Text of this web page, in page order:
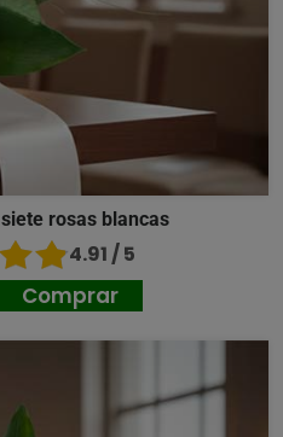
rosas blancas
4.91 / 5
Comprar